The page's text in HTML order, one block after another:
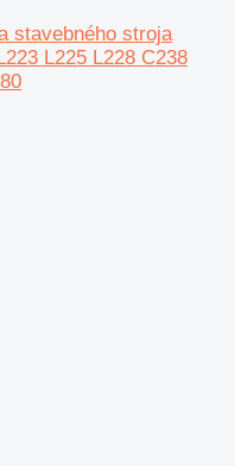
stavebného stroja
L225 L228 C238